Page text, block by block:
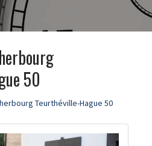
50
Teurthéville-Hague 50